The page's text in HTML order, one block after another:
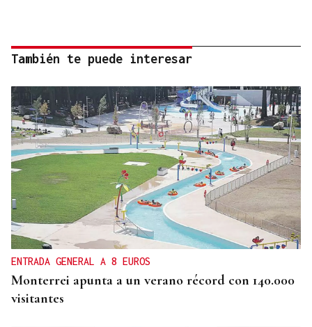
También te puede interesar
ENTRADA GENERAL A 8 EUROS
Monterrei apunta a un verano récord con 140.000
visitantes